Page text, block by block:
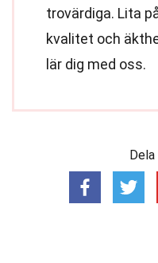
trovärdiga. Lita
kvalitet och
lär dig med oss.